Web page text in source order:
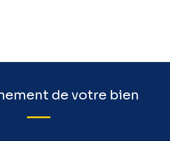
de votre bien